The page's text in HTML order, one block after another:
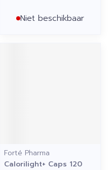
Niet beschikbaar
Forté Pharma
Calorilight+ Caps 120